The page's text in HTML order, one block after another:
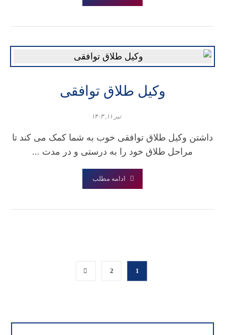
وکیل طلاق توافقی
تیر ۱۱, ۱۴۰۳
داشتن وکیل طلاق توافقی خوب به شما کمک می کند تا
مراحل طلاق خود را به درستی و در مدت ...
ادامه مطلب
1
2